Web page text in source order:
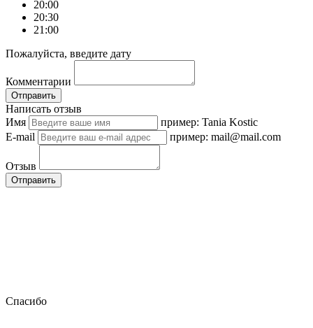
20:00
20:30
21:00
Пожалуйста, введите дату
Комментарии
Отправить
Написать отзыв
Имя
пример: Tania Kostic
E-mail
пример: mail@mail.com
Отзыв
Отправить
Спасибо